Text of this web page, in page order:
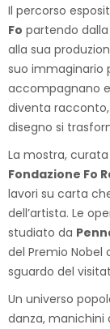
Il percorso
Fo partendo
alla sua
suo immaginario
accompagnano
diventa
disegno si
La mostra,
Fondazione Fo
lavori su carta
dell’artista. Le
studiato da
del Premio
sguardo del
Un universo
danza,